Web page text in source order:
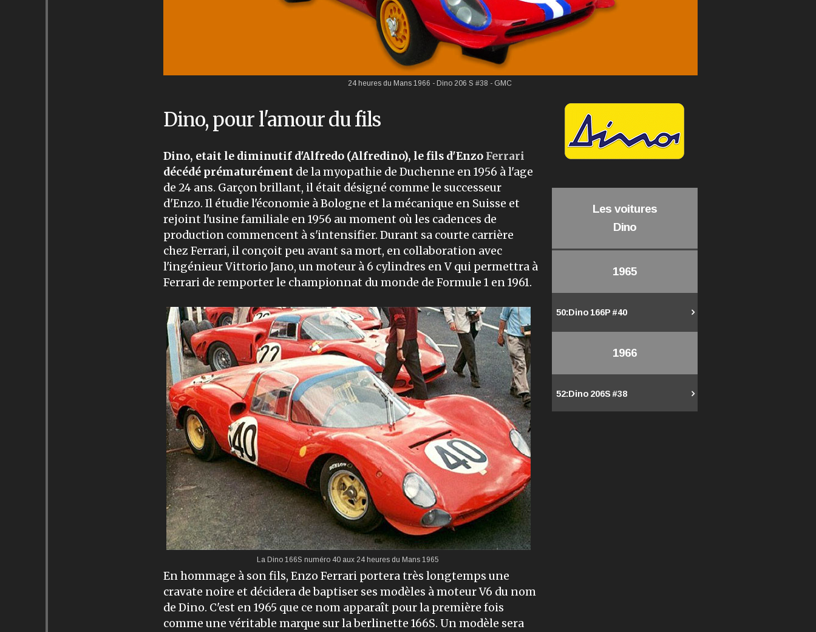
24 heures du Mans 1966 - Dino 206 S #38 - GMC
Dino, pour l'amour du fils
Dino, etait le diminutif d'Alfredo (Alfredino), le fils d'Enzo Ferrari
décédé prématurément de la myopathie de Duchenne en 1956 à l'age
de 24 ans. Garçon brillant, il était désigné comme le successeur
d'Enzo. Il étudie l'économie à Bologne et la mécanique en Suisse et
rejoint l'usine familiale en 1956 au moment où les cadences de
production commencent à s'intensifier. Durant sa courte carrière
chez Ferrari, il conçoit peu avant sa mort, en collaboration avec
l'ingénieur Vittorio Jano, un moteur à 6 cylindres en V qui permettra à
Ferrari de remporter le championnat du monde de Formule 1 en 1961.
La Dino 166S numéro 40 aux 24 heures du Mans 1965
En hommage à son fils, Enzo Ferrari portera très longtemps une
cravate noire et décidera de baptiser ses modèles à moteur V6 du nom
de Dino. C'est en 1965 que ce nom apparaît pour la première fois
comme une véritable marque sur la berlinette 166S. Un modèle sera
Les voitures
Dino
1965
50 :Dino 166P #40
1966
52 :Dino 206S #38